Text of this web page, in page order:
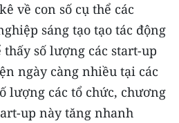
về con số cụ thể các
sáng tạo tạo tác động
số lượng các start-up
ngày càng nhiều tại các
lượng các tổ chức, chương
up này tăng nhanh